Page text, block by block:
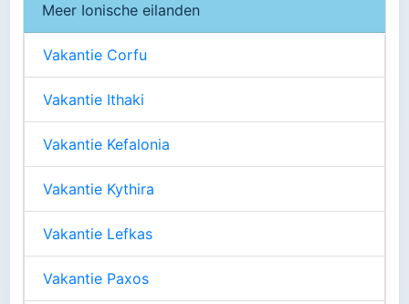
Meer Ionische eilanden
Vakantie Corfu
Vakantie Ithaki
Vakantie Kefalonia
Vakantie Kythira
Vakantie Lefkas
Vakantie Paxos